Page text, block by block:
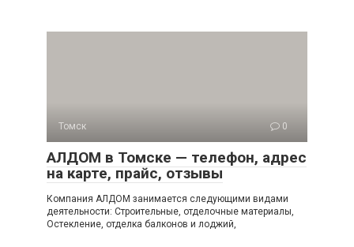
Томск 0
АЛДОМ в Томске — телефон, адрес
на карте, прайс, отзывы
Компания АЛДОМ занимается следующими видами
деятельности: Строительные, отделочные материалы,
Остекление, отделка балконов и лоджий,